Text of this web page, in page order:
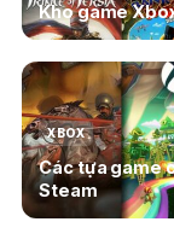
Kho game
XBOX
Các tựa game
Steam